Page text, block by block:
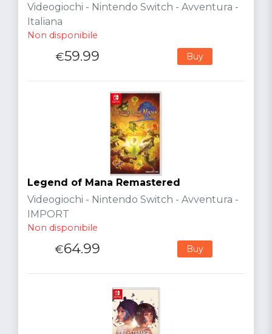
Videogiochi - Nintendo Switch - Avventura -
Italiana
Non disponibile
€59.99 Buy
Legend of Mana Remastered
Videogiochi - Nintendo Switch - Avventura -
IMPORT
Non disponibile
€64.99 Buy